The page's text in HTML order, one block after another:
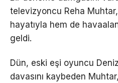
televizyoncu Reha
hayatıyla hem de
geldi.
Dün, eski eşi oyuncu
davasını kaybeden